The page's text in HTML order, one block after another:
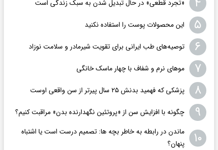
«تجرد قطعی» در حال تبدیل شدن به سبک زندگی است
۵ این محصولات پوست را استفاده نکنید
۶ توصیه‌های طب ایرانی برای تقویت شیرمادر و سلامت نوزاد
۷ موهای نرم و شفاف با چهار ماسک خانگی
۸ پزشکی که فهمید بدنش ۲۵ سال پیرتر از سن واقعی اوست
۹ چگونه با افزایش سن از «پروتئین نگهدارنده بدن» مراقبت کنیم؟
۱۰
ماندن در رابطه به خاطر بچه ها: تصمیم درست است یا اشتباه
پنهان؟